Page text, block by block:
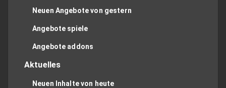
Neuen Angebote von gestern
Angebote spiele
Angebote addons
Aktuelles
Neuen Inhalte von heute